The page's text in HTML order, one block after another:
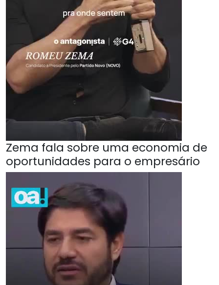
Zema fala sobre uma economia de
oportunidades para o empresário